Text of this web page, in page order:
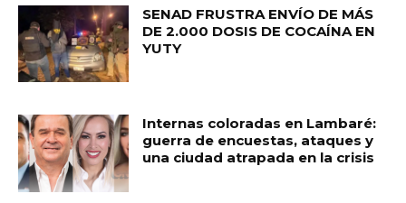
SENAD FRUSTRA ENVÍO DE MÁS
DE 2.000 DOSIS DE COCAÍNA EN
YUTY
Internas coloradas en Lambaré:
guerra de encuestas, ataques y
una ciudad atrapada en la crisis